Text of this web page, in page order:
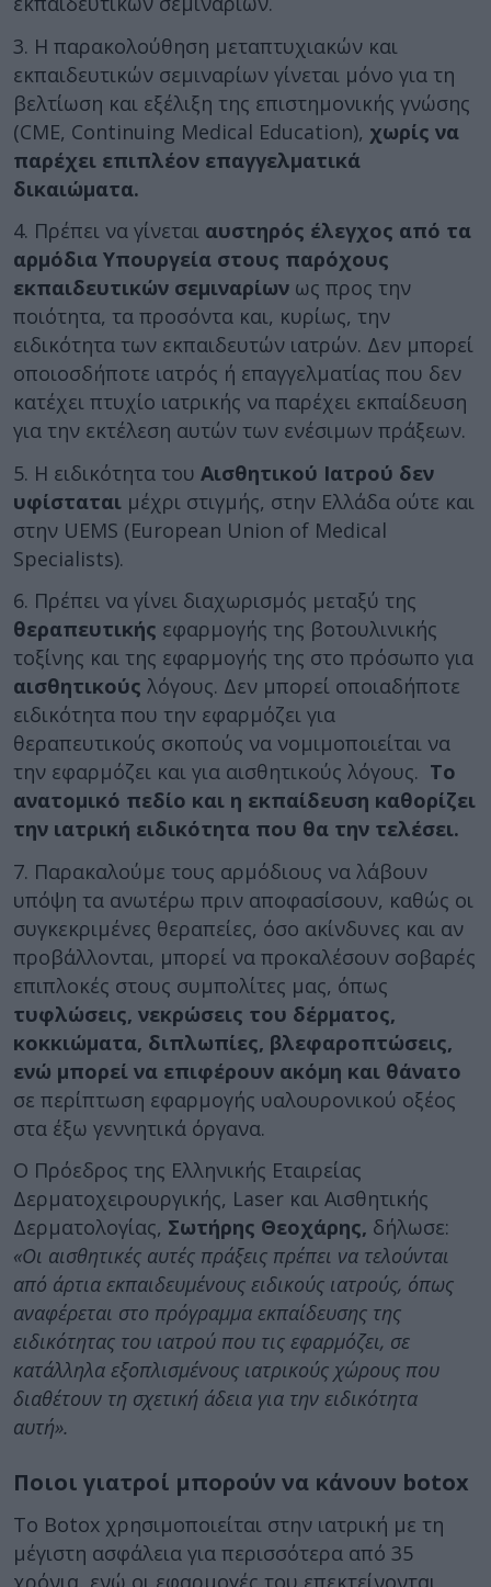
3. Η παρακολούθηση μεταπτυχιακών και
εκπαιδευτικών σεμιναρίων γίνεται μόνο για τη
βελτίωση και εξέλιξη της επιστημονικής γνώσης
(CME, Continuing Medical Education), χωρίς να
παρέχει επιπλέον επαγγελματικά
δικαιώματα.
4. Πρέπει να γίνεται αυστηρός έλεγχος από τα
αρμόδια Υπουργεία στους παρόχους
εκπαιδευτικών σεμιναρίων ως προς την
ποιότητα, τα προσόντα και, κυρίως, την
ειδικότητα των εκπαιδευτών ιατρών. Δεν μπορεί
οποιοσδήποτε ιατρός ή επαγγελματίας που δεν
κατέχει πτυχίο ιατρικής να παρέχει εκπαίδευση
για την εκτέλεση αυτών των ενέσιμων πράξεων.
5. Η ειδικότητα του Αισθητικού Ιατρού δεν
υφίσταται μέχρι στιγμής, στην Ελλάδα ούτε και
στην UEMS (European Union of Medical
Specialists).
6. Πρέπει να γίνει διαχωρισμός μεταξύ της
θεραπευτικής εφαρμογής της βοτουλινικής
τοξίνης και της εφαρμογής της στο πρόσωπο για
αισθητικούς λόγους. Δεν μπορεί οποιαδήποτε
ειδικότητα που την εφαρμόζει για
θεραπευτικούς σκοπούς να νομιμοποιείται να
την εφαρμόζει και για αισθητικούς λόγους. Το
ανατομικό πεδίο και η εκπαίδευση καθορίζει
την ιατρική ειδικότητα που θα την τελέσει.
7. Παρακαλούμε τους αρμόδιους να λάβουν
υπόψη τα ανωτέρω πριν αποφασίσουν, καθώς οι
συγκεκριμένες θεραπείες, όσο ακίνδυνες και αν
προβάλλονται, μπορεί να προκαλέσουν σοβαρές
επιπλοκές στους συμπολίτες μας, όπως
τυφλώσεις, νεκρώσεις του δέρματος,
κοκκιώματα, διπλωπίες, βλεφαροπτώσεις,
ενώ μπορεί να επιφέρουν ακόμη και θάνατο
σε περίπτωση εφαρμογής υαλουρονικού οξέος
στα έξω γεννητικά όργανα.
Ο Πρόεδρος της Ελληνικής Εταιρείας
Δερματοχειρουργικής, Laser και Αισθητικής
Δερματολογίας, Σωτήρης Θεοχάρης, δήλωσε:
«Οι αισθητικές αυτές πράξεις πρέπει να τελούνται
από άρτια εκπαιδευμένους ειδικούς ιατρούς, όπως
αναφέρεται στο πρόγραμμα εκπαίδευσης της
ειδικότητας του ιατρού που τις εφαρμόζει, σε
κατάλληλα εξοπλισμένους ιατρικούς χώρους που
διαθέτουν τη σχετική άδεια για την ειδικότητα
αυτή».
Ποιοι γιατροί μπορούν να κάνουν botox
Το Botox χρησιμοποιείται στην ιατρική με τη
μέγιστη ασφάλεια για περισσότερα από 35
χρόνια, ενώ οι εφαρμογές του επεκτείνονται